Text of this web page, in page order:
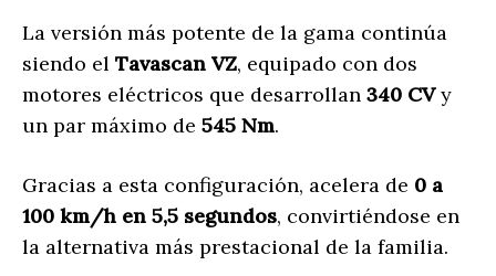
La versión más potente de la gama continúa
siendo el Tavascan VZ, equipado con dos
motores eléctricos que desarrollan 340 CVy
un par máximo de 545 Nm.
Gracias a esta configuración, acelera de 0 a
100 km/h en 5,5 segundos, convirtiéndose en
la alternativa más prestacional de la familia.